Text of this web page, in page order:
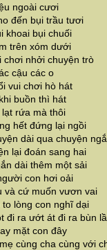
ngoài cươi
đến bụi trầu tươi
khoai bụi chuối
trên xóm dưới
chơi nhởi chuyện trò
cậu các o
vui chơi hò hát
buồn thì hát
rứa mà thôi
hết đứng lại ngồi
dài qua chuyện
lại đoán sang hai
dài thêm một sải
con hơi oải
và cứ muốn vươn vai
lòng con nghĩ dại
đi ra ướt át đi ra bùn
mặt con đây
cùng cha cùng với